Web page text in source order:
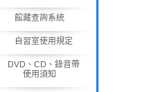
館藏查詢系統
自習室使用規定
DVD、CD、錄音帶
使用須知